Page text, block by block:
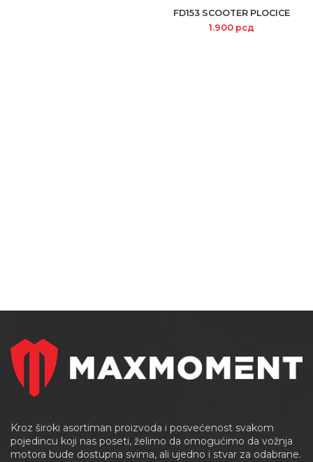
FD153 SCOOTER PLOCICE
1.900 рсд
Kroz široki asortiman proizvoda i posvećenost svakom
pojedincu koji nas poseti, želimo da omogućimo da vožnja
motora bude dostupna svima, ali ujedno i stvar za odabrane.